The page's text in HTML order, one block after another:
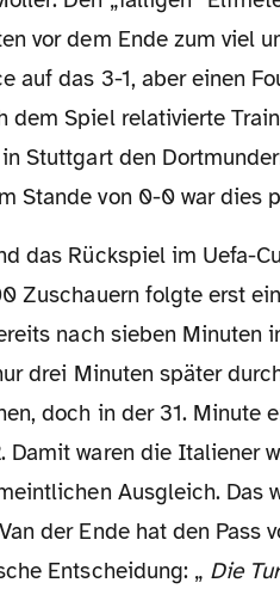
vor dem Ende zum viel
auf das 3-1, aber einen
dem Spiel relativierte
Stuttgart den
Stande von 0-0 war dies
Zuschauern folgte erst
nach sieben Minuten
drei Minuten später
doch in der 31.
Damit waren die
Ausgleich. Das
der Ende hat den Pass
Entscheidung: „ Die